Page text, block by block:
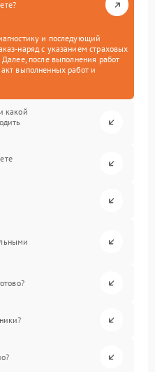
и последующий
наряд с указанием страховых
Далее, после выполнения работ
выполненных работ и
какой